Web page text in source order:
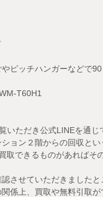
ピッチハンガーなどで
T60H1
いただき公式LINEを通じ
ョン２階からの回収と
取できるものがあればそ
させていただきました
係上、買取や無料引取